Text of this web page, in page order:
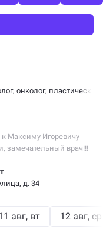
, онколог, пластический
Максиму Игоревичу
замечательный врач!!!
д. 34
авг вт 12 авг ср